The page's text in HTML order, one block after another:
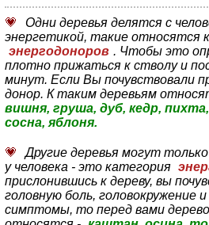
Одни деревья делятся с
энергетикой, такие относятся
энергодоноров . Чтобы это
плотно прижаться к стволу и
минут. Если Вы почувствовали
донор. К таким деревьям
вишня, груша, дуб, кедр,
сосна, яблоня.
Другие деревья могут
у человека - это категория
прислонившись к дереву, вы
головную боль, головокружение
симптомы, то перед вами